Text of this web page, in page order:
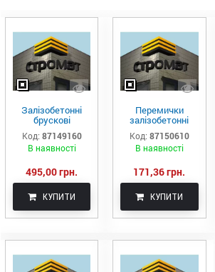
Залізобетонні
брускові
перемички (Київ)
3ПБ39-8-п
Код: 87149160
В наявності
495,00 грн.
КУПИТИ
Перемички
залізобетонні
брускові 3ПБ21-8-
п
Код: 87150610
В наявності
171,36 грн.
КУПИТИ